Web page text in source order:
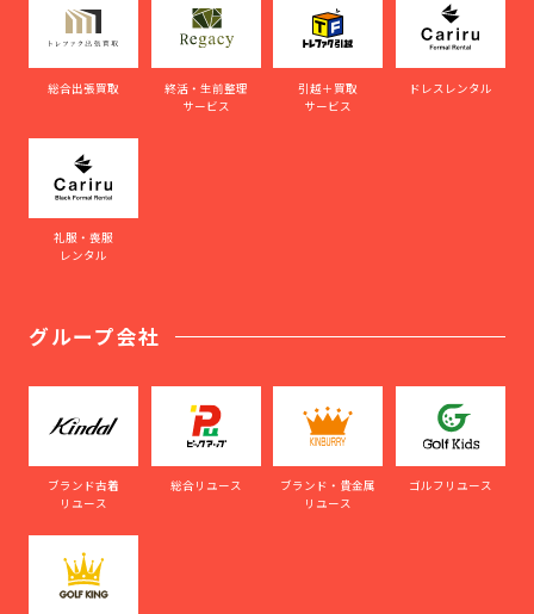
総合出張買取
終活・生前整理
サービス
引越＋買取
サービス
ドレスレンタル
礼服・喪服
レンタル
グループ会社
ブランド古着
リユース
総合リユース
ブランド・貴金属
リユース
ゴルフリユース